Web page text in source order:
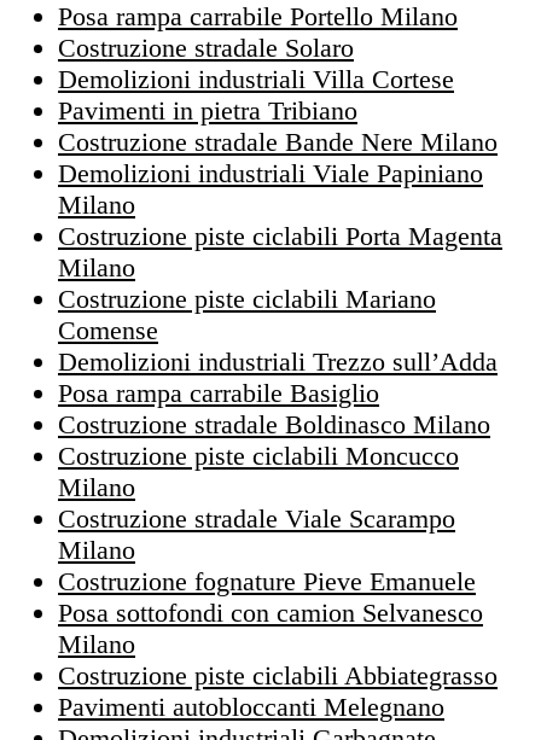
Posa rampa carrabile Portello Milano
Costruzione stradale Solaro
Demolizioni industriali Villa Cortese
Pavimenti in pietra Tribiano
Costruzione stradale Bande Nere Milano
Demolizioni industriali Viale Papiniano
Milano
Costruzione piste ciclabili Porta Magenta
Milano
Costruzione piste ciclabili Mariano
Comense
Demolizioni industriali Trezzo sull’Adda
Posa rampa carrabile Basiglio
Costruzione stradale Boldinasco Milano
Costruzione piste ciclabili Moncucco
Milano
Costruzione stradale Viale Scarampo
Milano
Costruzione fognature Pieve Emanuele
Posa sottofondi con camion Selvanesco
Milano
Costruzione piste ciclabili Abbiategrasso
Pavimenti autobloccanti Melegnano